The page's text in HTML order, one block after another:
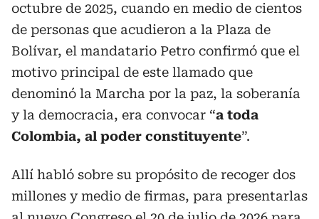
octubre de 2025, cuando en medio de cientos
de personas que acudieron a la Plaza de
Bolívar, el mandatario Petro confirmó que el
motivo principal de este llamado que
denominó la Marcha por la paz, la soberanía
y la democracia, era convocar “a toda
Colombia, al poder constituyente”.
Allí habló sobre su propósito de recoger dos
millones y medio de firmas, para presentarlas